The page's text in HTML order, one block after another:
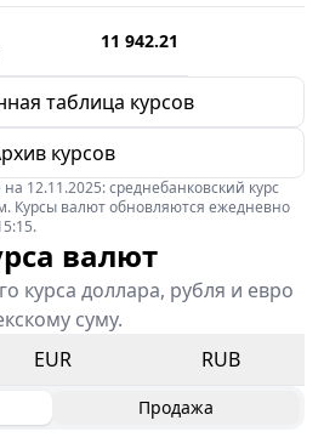
11 942.21
таблица курсов
курсов
12.11.2025: среднебанковский курс
Курсы валют обновляются ежедневно
валют
курса доллара, рубля и евро
суму.
EUR RUB
Продажа